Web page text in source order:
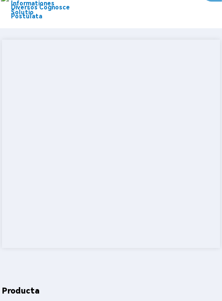
Informationes
Solutio
Diversos Cognosce
Postulata
Producta